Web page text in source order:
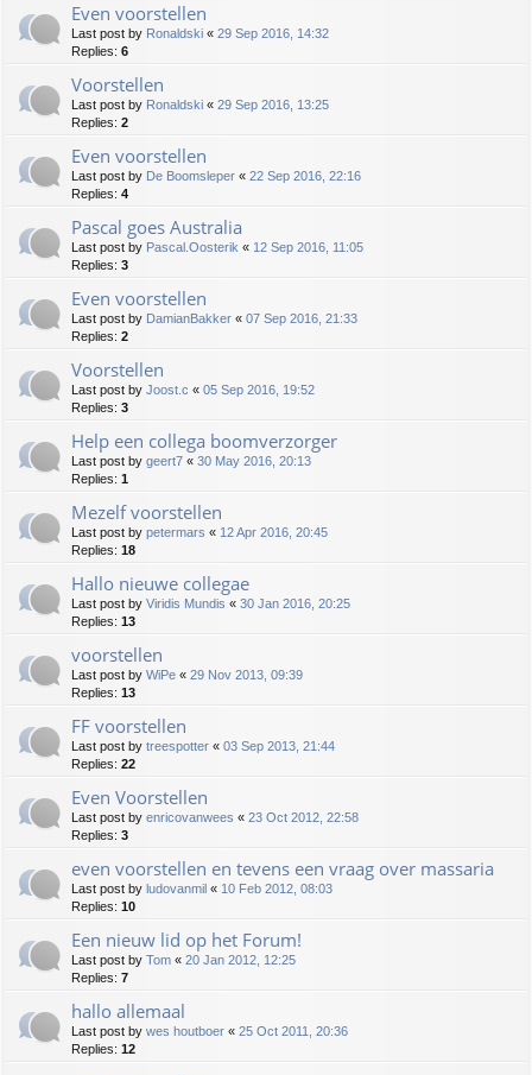
Even voorstellen
Last post by Ronaldski « 29 Sep 2016, 14:32
Replies: 6
Voorstellen
Last post by Ronaldski « 29 Sep 2016, 13:25
Replies: 2
Even voorstellen
Last post by De Boomsleper « 22 Sep 2016, 22:16
Replies: 4
Pascal goes Australia
Last post by Pascal.Oosterik « 12 Sep 2016, 11:05
Replies: 3
Even voorstellen
Last post by DamianBakker « 07 Sep 2016, 21:33
Replies: 2
Voorstellen
Last post by Joost.c « 05 Sep 2016, 19:52
Replies: 3
Help een collega boomverzorger
Last post by geert7 « 30 May 2016, 20:13
Replies: 1
Mezelf voorstellen
Last post by petermars « 12 Apr 2016, 20:45
Replies: 18
Hallo nieuwe collegae
Last post by Viridis Mundis « 30 Jan 2016, 20:25
Replies: 13
voorstellen
Last post by WiPe « 29 Nov 2013, 09:39
Replies: 13
FF voorstellen
Last post by treespotter « 03 Sep 2013, 21:44
Replies: 22
Even Voorstellen
Last post by enricovanwees « 23 Oct 2012, 22:58
Replies: 3
even voorstellen en tevens een vraag over massaria
Last post by ludovanmil « 10 Feb 2012, 08:03
Replies: 10
Een nieuw lid op het Forum!
Last post by Tom « 20 Jan 2012, 12:25
Replies: 7
hallo allemaal
Last post by wes houtboer « 25 Oct 2011, 20:36
Replies: 12